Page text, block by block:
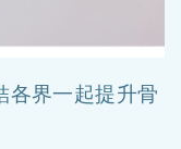
各界一起提升骨